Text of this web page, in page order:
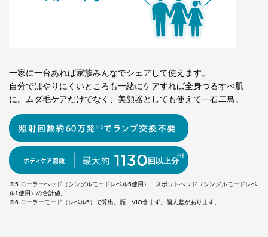
一家に一台あれば家族みんなでシェアして使えます。
自分ではやりにくいところも一緒にケアすれば全身つるすべ肌
に。
ムダ毛ケアだけでなく、美顔器としても使えて一石二鳥。
※5 ローラーヘッド（シングルモードレベル5使用）、スポットヘッド（シングルモードレベ
ル1使用）の合計値。
※6 ローラーモード（レベル5）で算出。顔、VIO含まず。個人差があります。